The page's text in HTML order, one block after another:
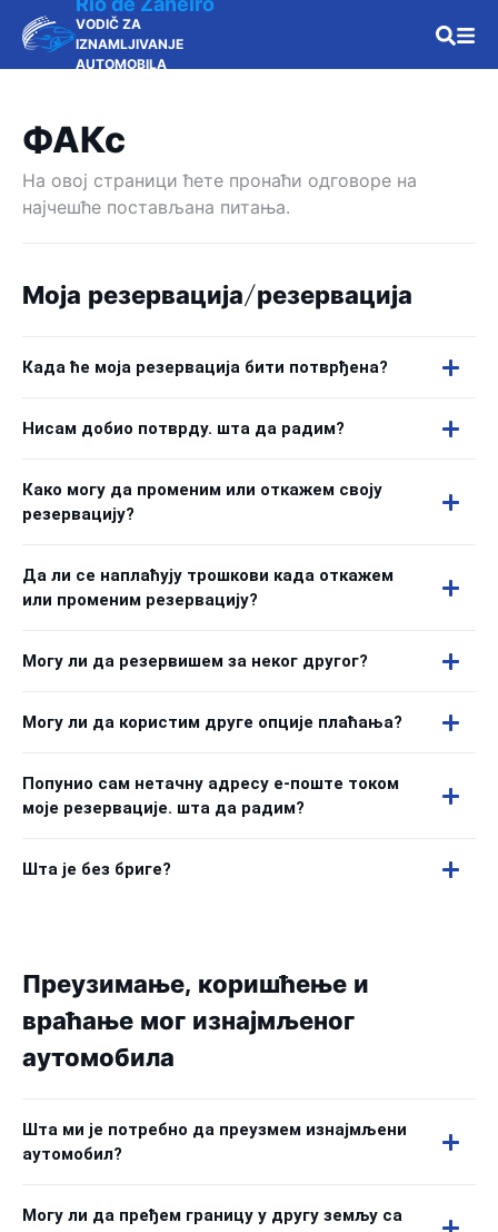
VODIČ ZA
IZNAMLJIVANJE
AUTOMOBILA
ФАКс
На овој страници ћете пронаћи одговоре на
најчешће постављана питања.
Моја резервација/резервација
Када ће моја резервација бити потврђена?
Нисам добио потврду. шта да радим?
Како могу да променим или откажем своју
резервацију?
Да ли се наплаћују трошкови када откажем
или променим резервацију?
Могу ли да резервишем за неког другог?
Могу ли да користим друге опције плаћања?
Попунио сам нетачну адресу е-поште током
моје резервације. шта да радим?
Шта је без бриге?
Преузимање, коришћење и
враћање мог изнајмљеног
аутомобила
Шта ми је потребно да преузмем изнајмљени
аутомобил?
Могу ли да пређем границу у другу земљу са